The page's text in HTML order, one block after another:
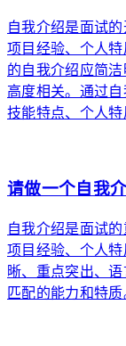
自我介绍是面试
项目经验、个人
的自我介绍应简
高度相关。通过
技能特点、个人特
请做一个自我
自我介绍是面试
项目经验、个人
晰、重点突出、
匹配的能力和特质